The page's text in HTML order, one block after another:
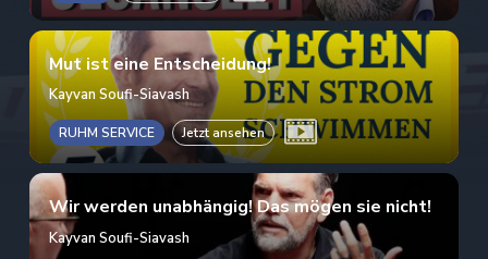
Mut ist eine Entscheidung!
Kayvan Soufi-Siavash
RUHM SERVICE Jetzt ansehen
Wir werden unabhängig! Das mögen sie nicht!
Kayvan Soufi-Siavash